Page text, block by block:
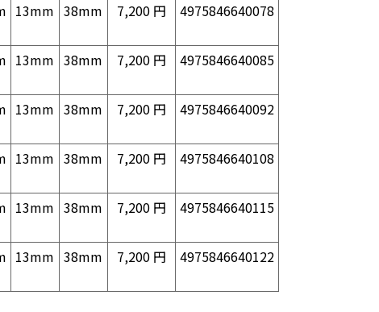
13mm 38mm 7,200 円 4975846640078
13mm 38mm 7,200 円 4975846640085
13mm 38mm 7,200 円 4975846640092
13mm 38mm 7,200 円 4975846640108
13mm 38mm 7,200 円 4975846640115
13mm 38mm 7,200 円 4975846640122